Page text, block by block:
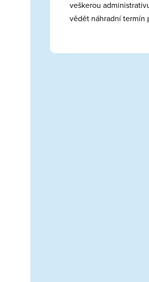
veškerou
vědět náhradní termín